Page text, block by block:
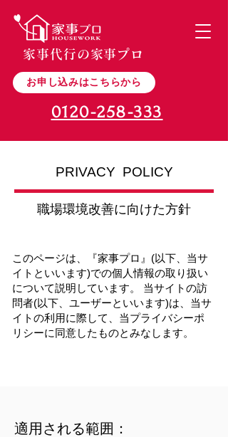
家事代行の家事プロ
お申し込みはこちらから
0120-258-333
PRIVACY POLICY
職場環境改善に向けた方針
このページは、『家事プロ』(以下、当サ
イトといいます)での個人情報の取り扱い
について説明しています。 当サイトの訪
問者(以下、ユーザーといいます)は、当サ
イトの利用に際して、当プライバシーポ
リシーに同意したものとみなします。
適用される範囲：